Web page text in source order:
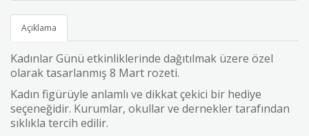
Açıklama
Kadınlar Günü etkinliklerinde dağıtılmak üzere özel
olarak tasarlanmış 8 Mart rozeti.
Kadın figürüyle anlamlı ve dikkat çekici bir hediye
seçeneğidir. Kurumlar, okullar ve dernekler tarafından
sıklıkla tercih edilir.